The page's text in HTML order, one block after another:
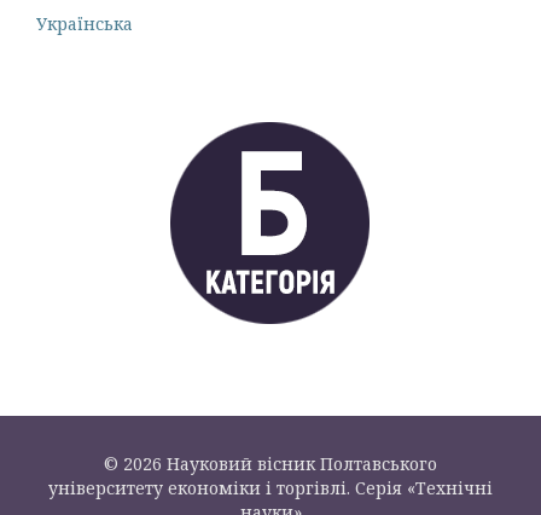
Українська
© 2026 Науковий вісник Полтавського
університету економіки і торгівлі. Серія «Технічні